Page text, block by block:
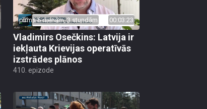
pirms 6 dienām, 3 stundām 00:03:23
Vladimirs Osečkins: Latvija ir
iekļauta Krievijas operatīvās
izstrādes plānos
410. epizode